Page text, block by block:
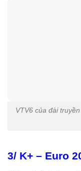
VTV6 của đài
3/ K+ – Euro